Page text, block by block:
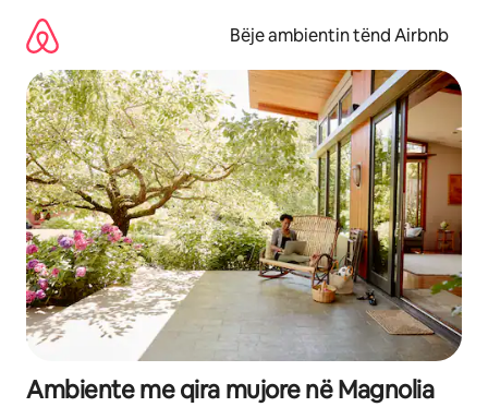
përmbajtja
Bëje ambientin tënd Airbnb
Ambiente me qira mujore në Magnolia